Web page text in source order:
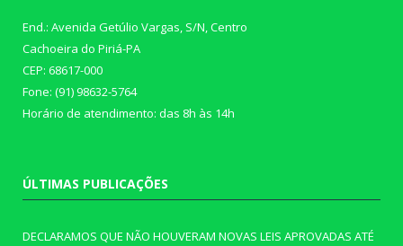
End.: Avenida Getúlio Vargas, S/N, Centro
Cachoeira do Piriá-PA
CEP: 68617-000
Fone: (91) 98632-5764
Horário de atendimento: das 8h às 14h
ÚLTIMAS PUBLICAÇÕES
DECLARAMOS QUE NÃO HOUVERAM NOVAS LEIS APROVADAS ATÉ